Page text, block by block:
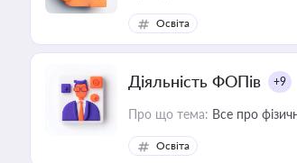
Освіта
Діяльність ФОПів +9
Про що тема: Все про
Освіта